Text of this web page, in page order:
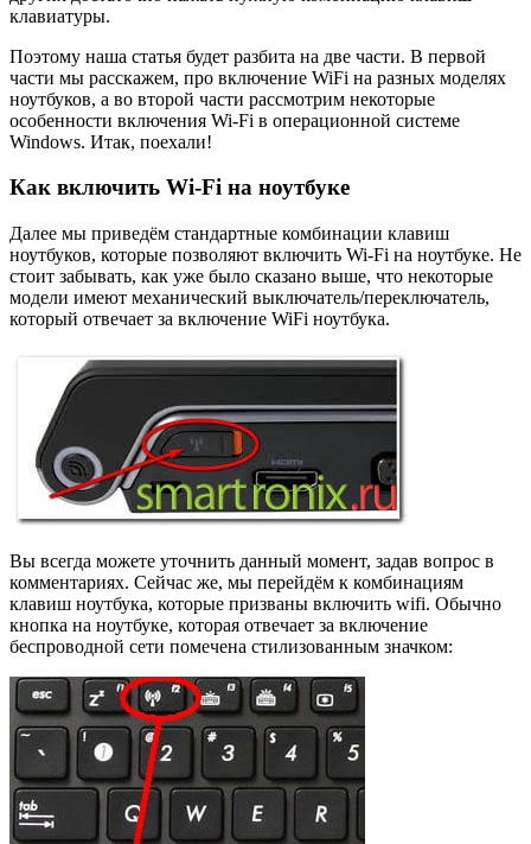
клавиатуры.
Поэтому наша статья будет разбита на две части. В первой
части мы расскажем, про включение WiFi на разных моделях
ноутбуков, а во второй части рассмотрим некоторые
особенности включения Wi-Fi в операционной системе
Windows. Итак, поехали!
Как включить Wi-Fi на ноутбуке
Далее мы приведём стандартные комбинации клавиш
ноутбуков, которые позволяют включить Wi-Fi на ноутбуке. Не
стоит забывать, как уже было сказано выше, что некоторые
модели имеют механический выключатель/переключатель,
который отвечает за включение WiFi ноутбука.
Вы всегда можете уточнить данный момент, задав вопрос в
комментариях. Сейчас же, мы перейдём к комбинациям
клавиш ноутбука, которые призваны включить wifi. Обычно
кнопка на ноутбуке, которая отвечает за включение
беспроводной сети помечена стилизованным значком: